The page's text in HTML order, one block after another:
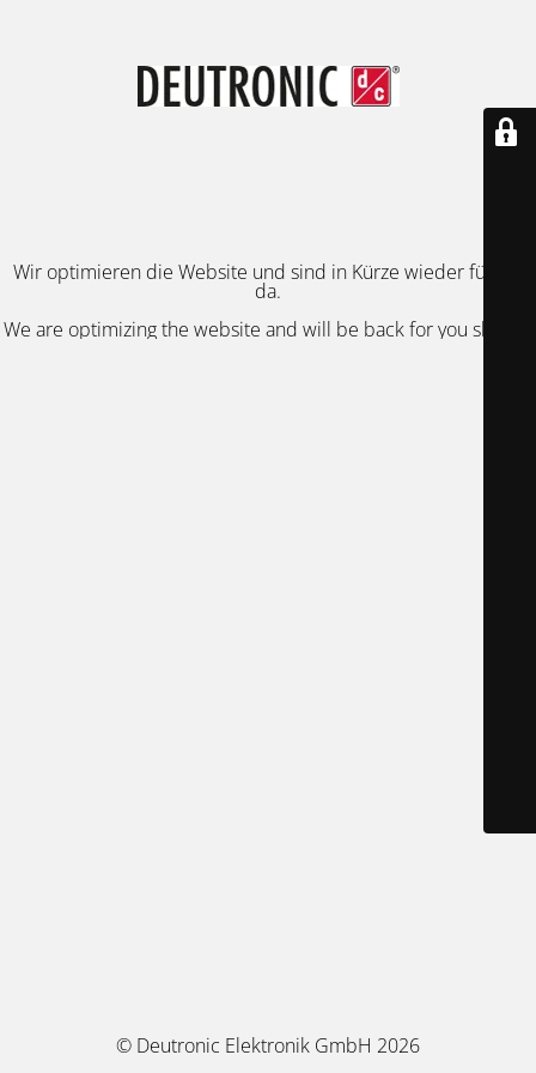
Wir optimieren die Website und sind in Kürze wieder für Sie
da.
We are optimizing the website and will be back for you shortly.
© Deutronic Elektronik GmbH 2026